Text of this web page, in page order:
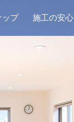
ップ 施工の安心